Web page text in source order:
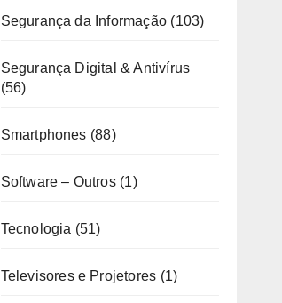
Segurança da Informação (103)
Segurança Digital & Antivírus
(56)
Smartphones (88)
Software – Outros(1)
Tecnologia (51)
Televisores e Projetores (1)